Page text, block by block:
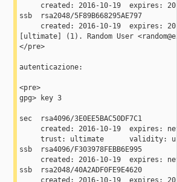
ssb  rsa2048/5F89B668295AE797
[ultimate] (1). Random User
</pre>
autenticazione:
<pre>
gpg> key 3
sec  rsa4096/3E0EE5BAC50DF7C1
trust: ultimate      validity:
ssb  rsa4096/F303978FEBB6E995
ssb  rsa2048/40A2ADF0FE9E4620